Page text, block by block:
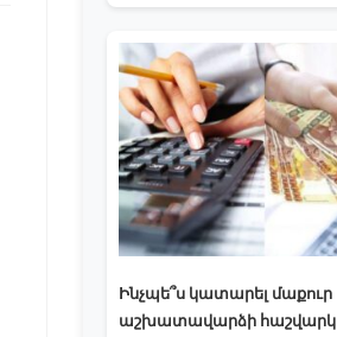
Ինչպե՞ս կատարել մաքուր
աշխատավարձի հաշվարկ